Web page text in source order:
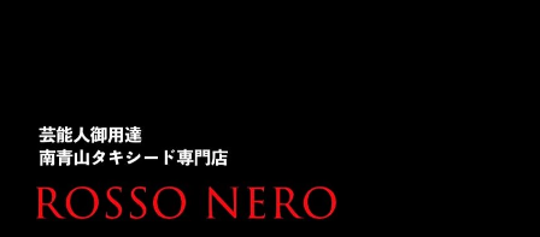
タキシードレンタル東京
TikToker オーダータキシード横浜
MUMNETAKAYOKOYAMA 疑問 解決